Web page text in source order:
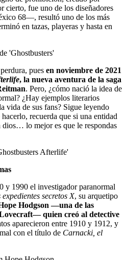
cierto, fue uno de los diseñadores
68—, resultó uno de los más
en tazas, playeras y hasta en
pues en noviembre de 2021
, la nueva aventura de la saga
. Pero, ¿cómo nació la idea de
¿Hay ejemplos literarios
vida de sus fans? Sigue leyendo
recuerda que si una entidad
dios… lo mejor es que le respondas
y 1990 el investigador paranormal
expedientes secretos X, su arquetipo
Hodgson —una de las
quien creó al detective
aparecieron entre 1910 y 1912, y
con el título de Carnacki, el